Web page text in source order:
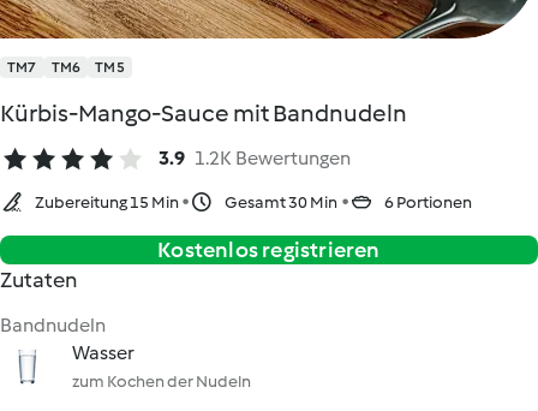
TM7 TM6 TM5
Kürbis-Mango-Sauce mit Bandnudeln
3.9 1.2K Bewertungen
Zubereitung 15 Min Gesamt 30 Min 6 Portionen
Kostenlos registrieren
Zutaten
Bandnudeln
Wasser
zum Kochen der Nudeln